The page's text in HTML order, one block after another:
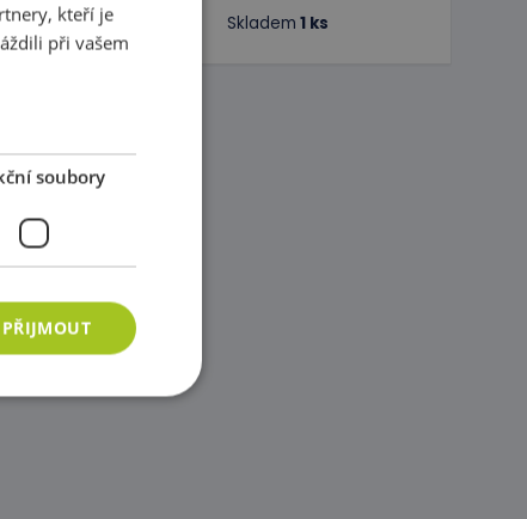
Skladem 1 ks
kteří je
při vašem
soubory